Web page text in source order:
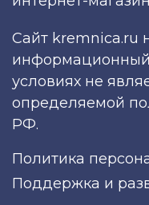
Сайт kremnica.ru
информационный
условиях не
определяемой
РФ.
Политика
Поддержка и